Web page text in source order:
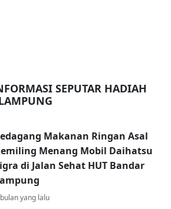
SEPUTAR HADIAH
Makanan Ringan Asal
Menang Mobil Daihatsu
di Jalan Sehat HUT Bandar
yang lalu